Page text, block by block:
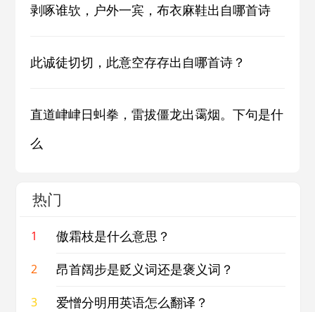
剥啄谁欤，户外一宾，布衣麻鞋出自哪首诗
此诚徒切切，此意空存存出自哪首诗？
直道峍峍日虯拳，雷拔僵龙出霭烟。下句是什
么
热门
1 傲霜枝是什么意思？
2 昂首阔步是贬义词还是褒义词？
3 爱憎分明用英语怎么翻译？